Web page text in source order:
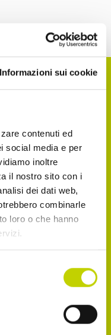
Informazioni sui cookie
contenuti ed
social media e per
inoltre
il nostro sito con i
dei dati web,
combinarle
loro o che hanno
Festival
Internazionale
informato sulle
in agenda!
come